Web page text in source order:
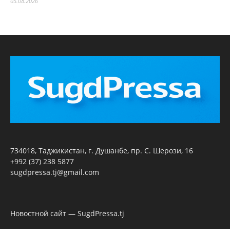
734018, Таджикистан, г. Душанбе, пр. С. Шерози, 16
+992 (37) 238 5877
sugdpressa.tj@gmail.com
Новостной сайт — SugdPressa.tj